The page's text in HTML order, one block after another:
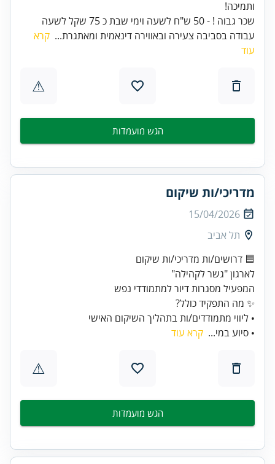
שכר גבוה ! - 50 ש"ח לשעה וימי שבת כ 75 שקל לשעה
עבודה בסביבה צעירה ובאווירה דינאמית ומאתגרת... קרא
עוד
⚠
הגש מועמדות
מדריכי/ות שיקום
15/04/2026
תל אביב
• ליווי מתמודדים/ות בתהליך השיקום האישי
• סיוע במי... קרא עוד
⚠
הגש מועמדות